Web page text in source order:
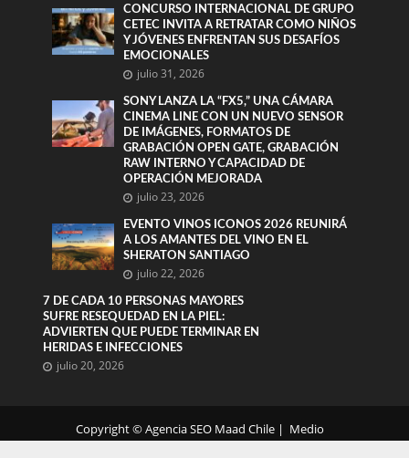
CONCURSO INTERNACIONAL DE GRUPO
CETEC INVITA A RETRATAR COMO NIÑOS
Y JÓVENES ENFRENTAN SUS DESAFÍOS
EMOCIONALES
julio 31, 2026
SONY LANZA LA “FX5,” UNA CÁMARA
CINEMA LINE CON UN NUEVO SENSOR
DE IMÁGENES, FORMATOS DE
GRABACIÓN OPEN GATE, GRABACIÓN
RAW INTERNO Y CAPACIDAD DE
OPERACIÓN MEJORADA
julio 23, 2026
EVENTO VINOS ICONOS 2026 REUNIRÁ
A LOS AMANTES DEL VINO EN EL
SHERATON SANTIAGO
julio 22, 2026
7 DE CADA 10 PERSONAS MAYORES
SUFRE RESEQUEDAD EN LA PIEL:
ADVIERTEN QUE PUEDE TERMINAR EN
HERIDAS E INFECCIONES
julio 20, 2026
Copyright ©Agencia SEO Maad Chile | Medio